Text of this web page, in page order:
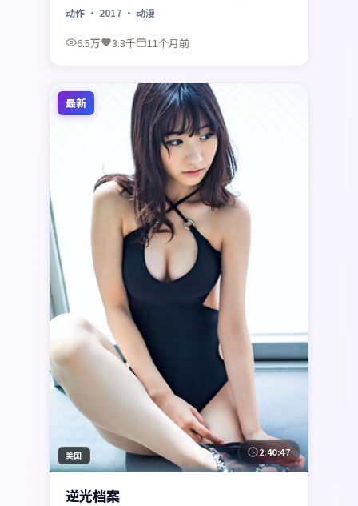
动作 · 2017 · 动漫
6.5万 3.3千 11个月前
最新
美国 2:40:47
逆光档案